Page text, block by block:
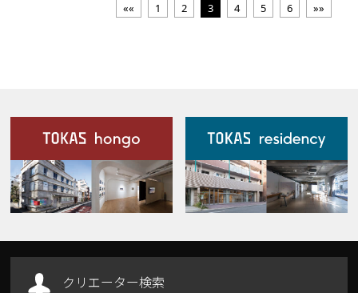
«« 1 2 3 4 5 6 »»
施設案内
Our Facilities
クリエーター検索